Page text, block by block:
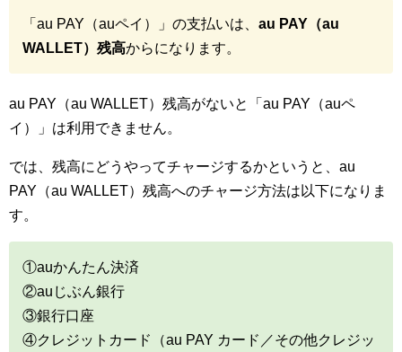
「au PAY（auペイ）」の支払いは、 au PAY（au
WALLET）残高からになります。
au PAY（au WALLET）残高がないと「au PAY（auペ
イ）」は利用できません。
では、残高にどうやってチャージするかというと、au
PAY（au WALLET）残高へのチャージ方法は以下になりま
す。
①auかんたん決済
②auじぶん銀行
③銀行口座
④クレジットカード（au PAY カード／その他クレジッ